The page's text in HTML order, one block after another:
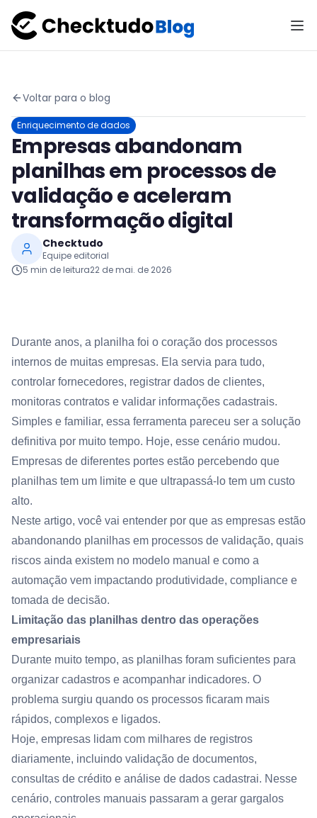
Voltar para o blog
Enriquecimento de dados
Empresas abandonam
planilhas em processos de
validação e aceleram
transformação digital
Checktudo
Equipe editorial
5 min de leitura22 de mai. de 2026
Durante anos, a planilha foi o coração dos processos
internos de muitas empresas. Ela servia para tudo,
controlar fornecedores, registrar dados de clientes,
monitoras contratos e validar informações cadastrais.
Simples e familiar, essa ferramenta pareceu ser a solução
definitiva por muito tempo. Hoje, esse cenário mudou.
Empresas de diferentes portes estão percebendo que
planilhas tem um limite e que ultrapassá-lo tem um custo
alto.
Neste artigo, você vai entender por que as empresas estão
abandonando planilhas em processos de validação, quais
riscos ainda existem no modelo manual e como a
automação vem impactando produtividade, compliance e
tomada de decisão.
Limitação das planilhas dentro das operações
empresariais
Durante muito tempo, as planilhas foram suficientes para
organizar cadastros e acompanhar indicadores. O
problema surgiu quando os processos ficaram mais
rápidos, complexos e ligados.
Hoje, empresas lidam com milhares de registros
diariamente, incluindo validação de documentos,
consultas de crédito e análise de dados cadastrai. Nesse
cenário, controles manuais passaram a gerar gargalos